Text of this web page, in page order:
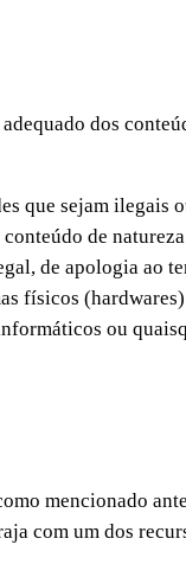
dos
que sejam ilegais
de
de apologia ao
físicos
ou
mencionado
com um dos